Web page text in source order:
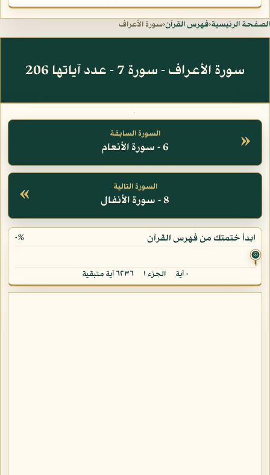
الصفحة الرئيسية‹فهرس القرآن‹سورة الأعراف
سورة الأعراف - سورة 7 - عدد آياتها 206
» السورة السابقة
6 - سورة الأنعام
« السورة التالية
8 - سورة الأنفال
ابدأ ختمتك من فهرس القرآن ٠%
۞
٠ آية الجزء ١ ٦٢٣٦ آية متبقية